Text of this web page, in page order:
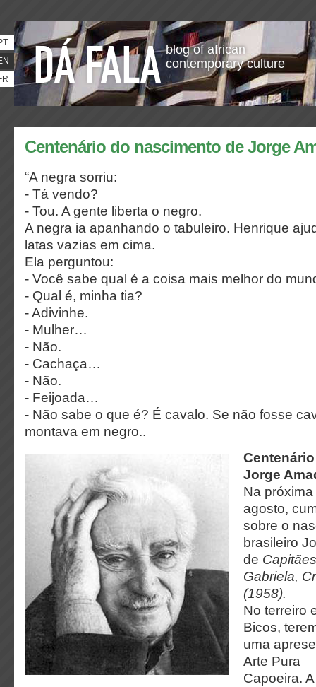
blog of african
contemporary culture
Centenário do nascimento de Jorge
“A negra sorriu:
- Tá vendo?
- Tou. A gente liberta o negro.
A negra ia apanhando o tabuleiro. Henrique
latas vazias em cima.
Ela perguntou:
- Você sabe qual é a coisa mais melhor do
- Qual é, minha tia?
- Adivinhe.
- Mulher…
- Não.
- Cachaça…
- Não.
- Feijoada…
- Não sabe o que é? É cavalo. Se não fosse
montava em negro..
Jorge
Na
agosto,
sobre o
brasileiro
de
Gabriela,
(1958).
No terreiro
Bicos,
uma
Arte Pura
Capoeira.